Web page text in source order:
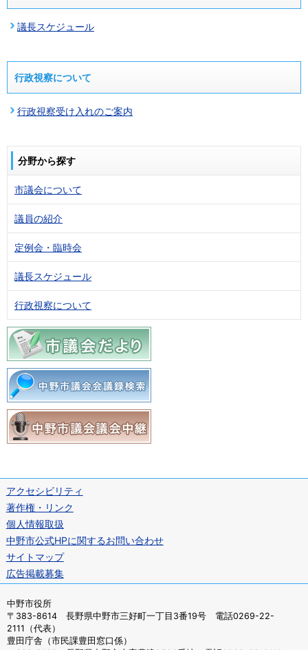
議長スケジュール
行政視察について
行政視察受け入れのご案内
分野から探す
市議会について
議員の紹介
定例会・臨時会
議長スケジュール
行政視察について
アクセシビリティ
著作権・リンク
個人情報取扱
中野市公式HPに関するお問い合わせ
サイトマップ
広告掲載募集
中野市役所
〒383-8614 長野県中野市三好町一丁目3番19号 電話0269-22-
2111（代表）
豊田庁舎（市民課豊田窓口係）